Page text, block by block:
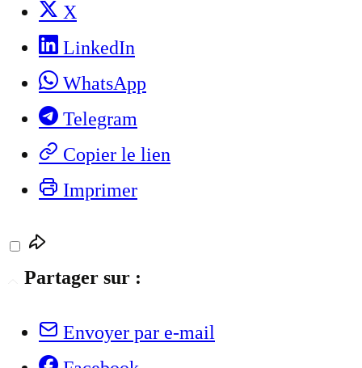
X
LinkedIn
WhatsApp
Telegram
Copier le lien
Imprimer
Partager sur :
Envoyer par e-mail